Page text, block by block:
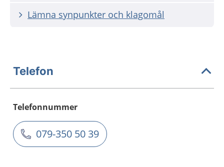
Lämna synpunkter och klagomål
Telefon
Telefonnummer
079-350 50 39